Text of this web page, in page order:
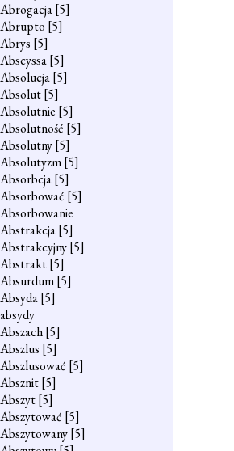
Abrogacja[5]
Abrupto [5]
Abrys [5]
Abscyssa[5]
Absolucja[5]
Absolut[5]
Absolutnie [5]
Absolutność [5]
Absolutny[5]
Absolutyzm[5]
Absorbcja[5]
Absorbować [5]
Absorbowanie
Abstrakcja[5]
Abstrakcyjny[5]
Abstrakt[5]
Absurdum[5]
Absyda[5]
absydy
Abszach[5]
Abszlus [5]
Abszlusować [5]
Absznit[5]
Abszyt[5]
Abszytować [5]
Abszytowany[5]